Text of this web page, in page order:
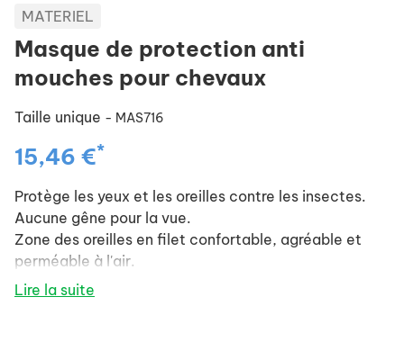
MATERIEL
Masque de protection anti
mouches pour chevaux
Taille unique - MAS716
15,46 €*
Protège les yeux et les oreilles contre les insectes.
Aucune gêne pour la vue.
Zone des oreilles en filet confortable, agréable et
perméable à l'air.
Avec protection anti-UV.
Lire la suite